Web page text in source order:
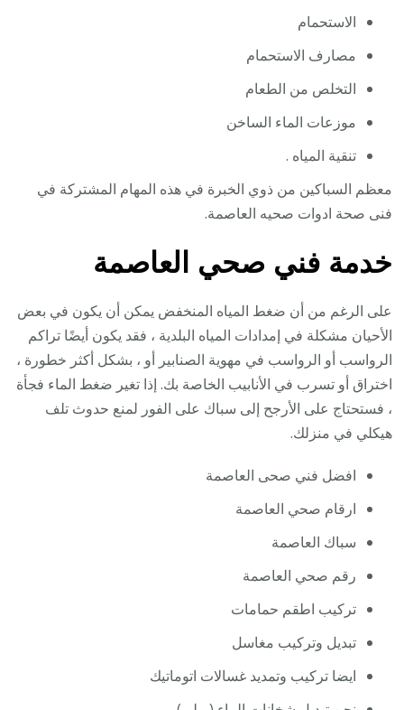
الاستحمام
مصارف الاستحمام
التخلص من الطعام
موزعات الماء الساخن
تنقية المياه .
معظم السباكين من ذوي الخبرة في هذه المهام المشتركة في
فنى صحة ادوات صحيه العاصمة.
خدمة فني صحي العاصمة
على الرغم من أن ضغط المياه المنخفض يمكن أن يكون في بعض
الأحيان مشكلة في إمدادات المياه البلدية ، فقد يكون أيضًا تراكم
الرواسب أو الرواسب في مهوية الصنابير أو ، بشكل أكثر خطورة ،
اختراق أو تسرب في الأنابيب الخاصة بك. إذا تغير ضغط الماء فجأة
، فستحتاج على الأرجح إلى سباك على الفور لمنع حدوث تلف
هيكلي في منزلك.
افضل فني صحى العاصمة
ارقام صحي العاصمة
سباك العاصمة
رقم صحي العاصمة
تركيب اطقم حمامات
تبديل وتركيب مغاسل
ايضا تركيب وتمديد غسالات اتوماتيك